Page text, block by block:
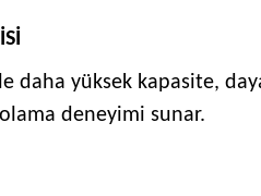
daha yüksek kapasite,
deneyimi sunar.